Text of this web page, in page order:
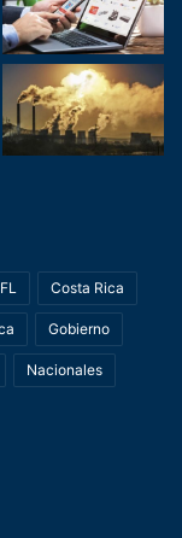
Costa Rica
Gobierno
Nacionales